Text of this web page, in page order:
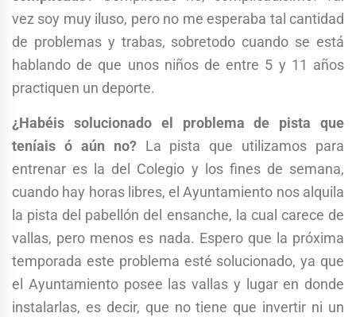
vez soy muy iluso, pero no me esperaba tal cantidad
de problemas y trabas, sobretodo cuando se está
hablando de que unos niños de entre 5 y 11 años
practiquen un deporte.
¿Habéis solucionado el problema de pista que
teníais ó aún no?La pista que utilizamos para
entrenar es la del Colegio y los fines de semana,
cuando hay horas libres, el Ayuntamiento nos alquila
la pista del pabellón del ensanche, la cual carece de
vallas, pero menos es nada. Espero que la próxima
temporada este problema esté solucionado, ya que
el Ayuntamiento posee las vallas y lugar en donde
instalarlas, es decir, que no tiene que invertir ni un